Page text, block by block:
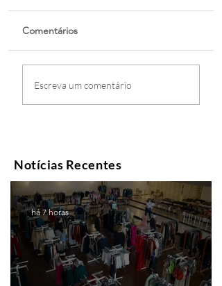
Comentários
Escreva um comentário
Notícias Recentes
há 7 horas